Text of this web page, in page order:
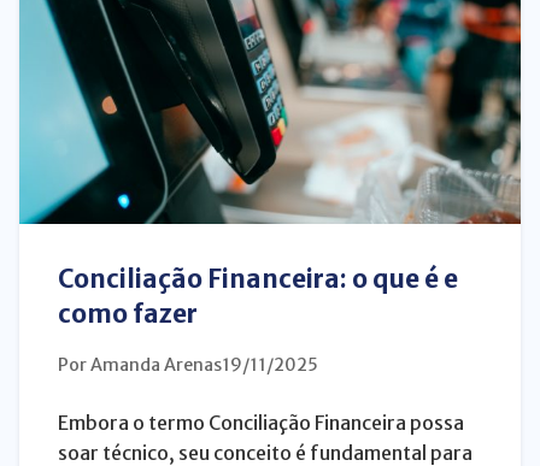
Conciliação Financeira: o que é e
como fazer
Por Amanda Arenas19/11/2025
Embora o termo Conciliação Financeira possa
soar técnico, seu conceito é fundamental para